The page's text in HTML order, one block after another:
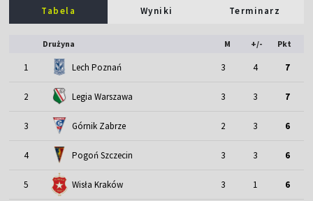
Tabela Wyniki Terminarz
Drużyna M +/- Pkt
1 Lech Poznań 3 4 7
2 Legia Warszawa 3 3 7
3 Górnik Zabrze 2 3 6
4 Pogoń Szczecin 3 3 6
5 Wisła Kraków 3 1 6